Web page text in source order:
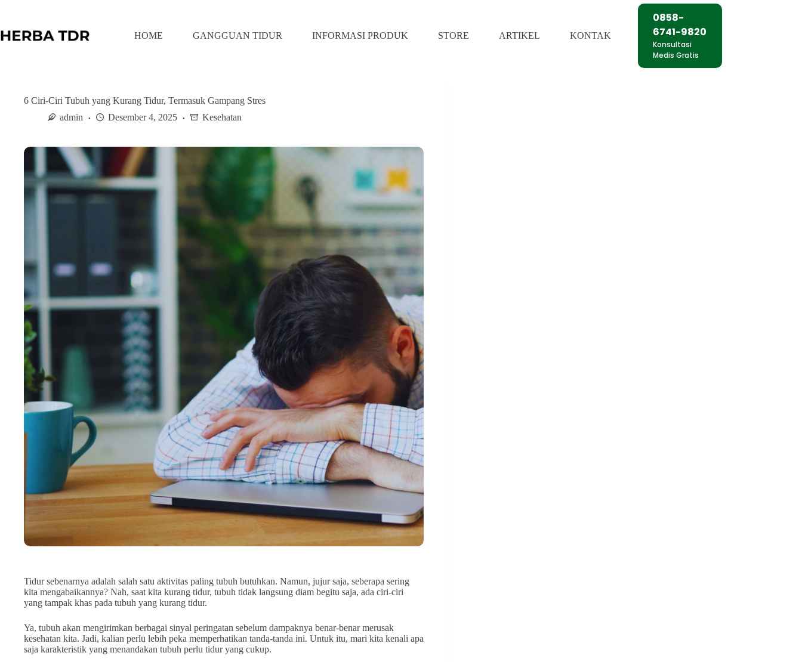
i
p
HOME GANGGUAN TIDUR INFORMASI PRODUK STORE ARTIKEL KONTAK
0858-
6741-9820
Konsultasi
Medis Gratis
6 Ciri-Ciri Tubuh yang Kurang Tidur, Termasuk Gampang Stres
admin
Desember 4, 2025 Kesehatan
Tidur sebenarnya adalah salah satu aktivitas paling tubuh butuhkan. Namun, jujur saja, seberapa sering
kita mengabaikannya? Nah, saat kita kurang tidur, tubuh tidak langsung diam begitu saja, ada ciri-ciri
yang tampak khas pada tubuh yang kurang tidur.
Ya, tubuh akan mengirimkan berbagai sinyal peringatan sebelum dampaknya benar-benar merusak
kesehatan kita. Jadi, kalian perlu lebih peka memperhatikan tanda-tanda ini. Untuk itu, mari kita kenali apa
saja karakteristik yang menandakan tubuh perlu tidur yang cukup.